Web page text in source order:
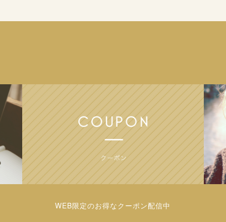
WEB限定のお得なクーポン配信中